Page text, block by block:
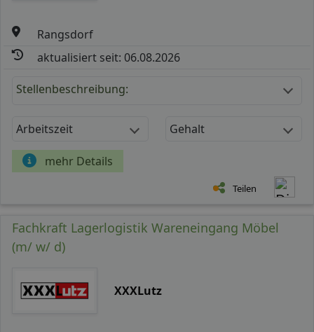
Rangsdorf
aktualisiert seit: 06.08.2026
Stellenbeschreibung:
Arbeitszeit Gehalt
mehr Details
Teilen
Fachkraft Lagerlogistik Wareneingang Möbel
(m/ w/ d)
XXXLutz